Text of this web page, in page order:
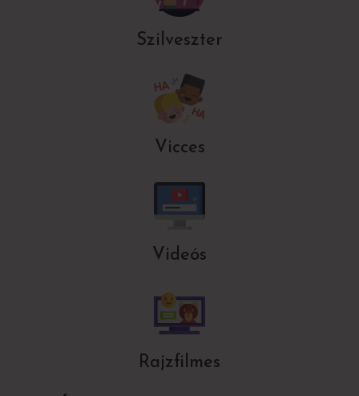
Szilveszter
Vicces
Videós
Rajzfilmes